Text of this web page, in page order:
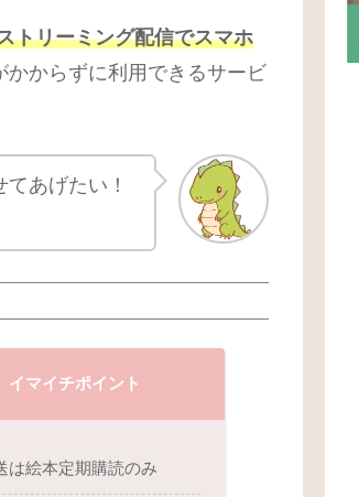
トリーミング配信でスマホ
かからずに利用できるサービ
あげたい！
イマイチポイント
は絵本定期購読のみ